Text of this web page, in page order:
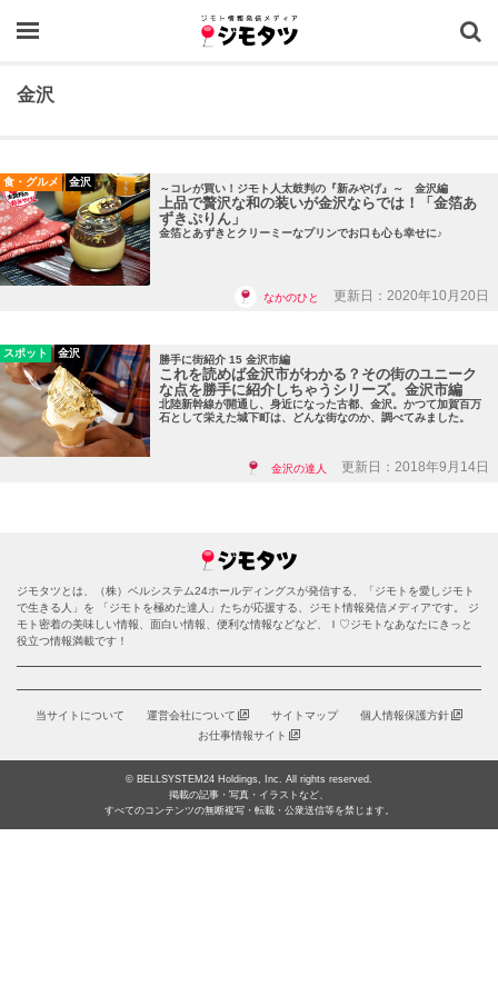
金沢
食・グルメ 金沢
～コレが買い！ジモト人太鼓判の『新みやげ』～ 金沢編
上品で贅沢な和の装いが金沢ならでは！「金箔あ
ずきぷりん」
金箔とあずきとクリーミーなプリンでお口も心も幸せに♪
なかのひと 更新日：2020年10月20日
スポット 金沢
勝手に街紹介 15 金沢市編
これを読めば金沢市がわかる？その街のユニーク
な点を勝手に紹介しちゃうシリーズ。金沢市編
北陸新幹線が開通し、身近になった古都、金沢。かつて加賀百万
石として栄えた城下町は、どんな街なのか、調べてみました。
金沢の達人 更新日：2018年9月14日
ジモタツとは、（株）ベルシステム24ホールディングスが発信する、「ジモトを愛しジモト
で生きる人」を 「ジモトを極めた達人」たちが応援する、ジモト情報発信メディアです。 ジ
モト密着の美味しい情報、面白い情報、便利な情報などなど、Ｉ♡ジモトなあなたにきっと
役立つ情報満載です！
当サイトについて 運営会社について サイトマップ
個人情報保護方針
お仕事情報サイト
© BELLSYSTEM24 Holdings, Inc. All rights reserved.
掲載の記事・写真・イラストなど、
すべてのコンテンツの無断複写・転載・公衆送信等を禁じます。